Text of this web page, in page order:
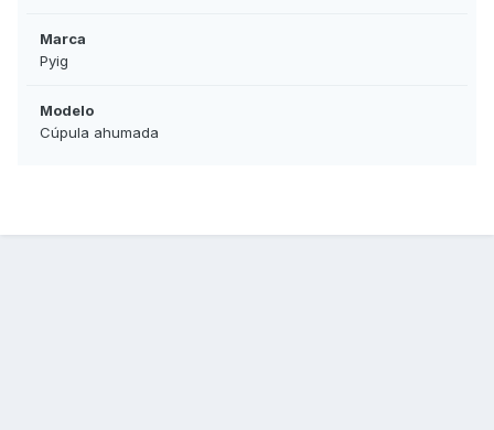
Marca
Pyig
Modelo
Cúpula ahumada